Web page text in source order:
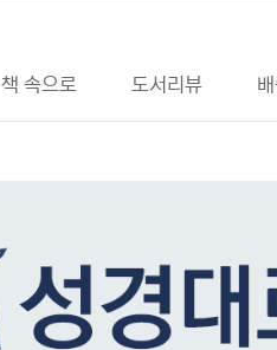
책 속으로 도서리뷰